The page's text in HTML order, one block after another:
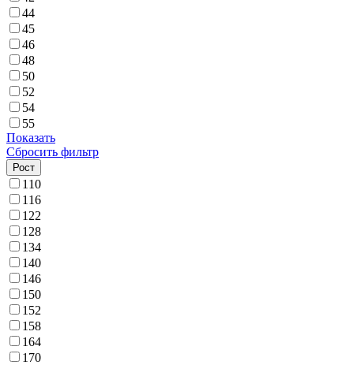
44
45
46
48
50
52
54
55
Показать
Сбросить фильтр
Рост
110
116
122
128
134
140
146
150
152
158
164
170